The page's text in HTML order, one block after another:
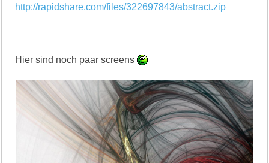
http://rapidshare.com/files/322697843/abstract.zip
Hier sind noch paar screens